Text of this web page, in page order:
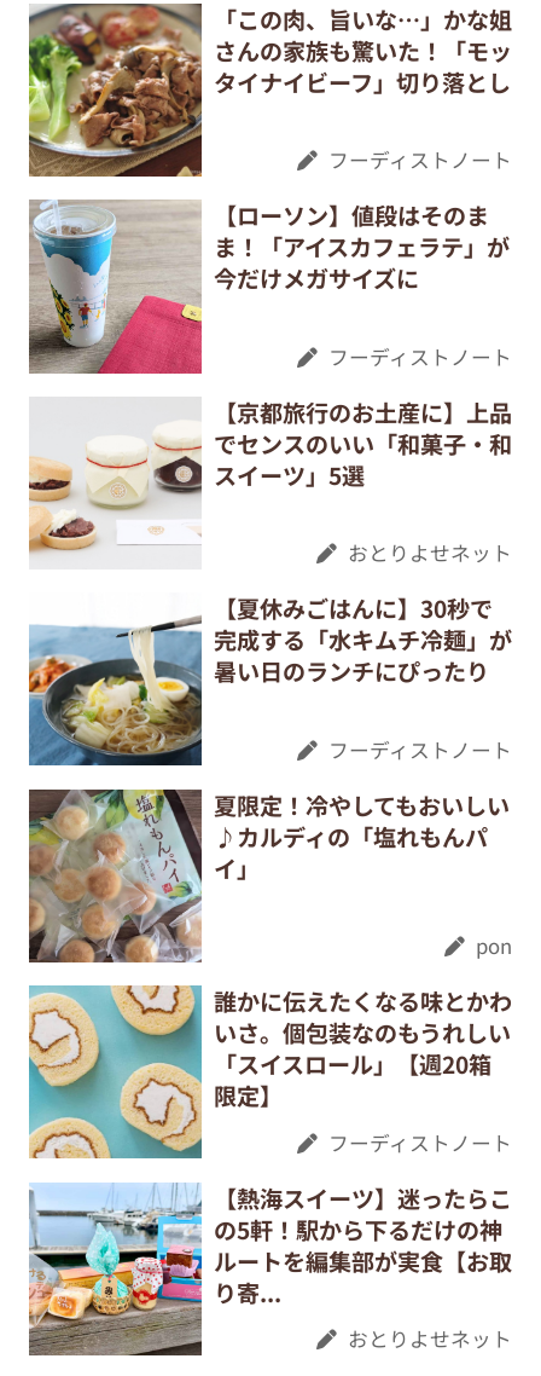
「この肉、旨いな…」かな姐
さんの家族も驚いた！「モッ
タイナイビーフ」切り落とし
フーディストノート
【ローソン】値段はそのま
ま！「アイスカフェラテ」が
今だけメガサイズに
フーディストノート
【京都旅行のお土産に】上品
でセンスのいい「和菓子・和
スイーツ」5選
おとりよせネット
【夏休みごはんに】30秒で
完成する「水キムチ冷麺」が
暑い日のランチにぴったり
フーディストノート
夏限定！冷やしてもおいしい
♪カルディの「塩れもんパ
イ」
pon
誰かに伝えたくなる味とかわ
いさ。個包装なのもうれしい
「スイスロール」【週20箱
限定】
フーディストノート
【熱海スイーツ】迷ったらこ
の5軒！駅から下るだけの神
ルートを編集部が実食【お取
り寄...
おとりよせネット